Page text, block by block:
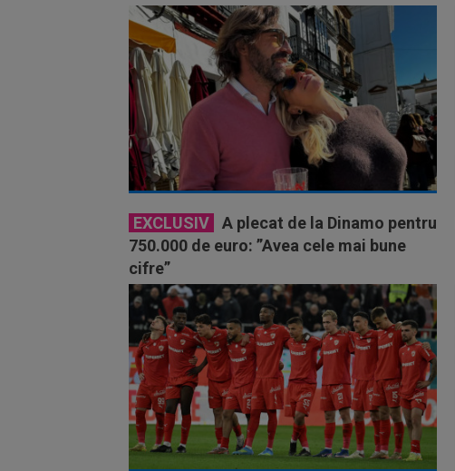
EXCLUSIV
A plecat de la Dinamo pentru
750.000 de euro: ”Avea cele mai bune
cifre”